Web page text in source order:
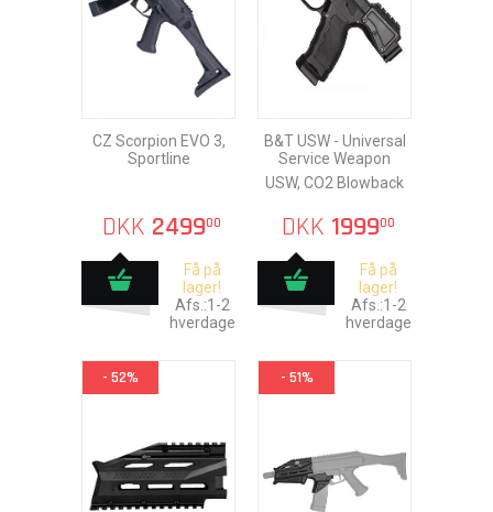
CZ Scorpion EVO 3,
Sportline
DKK 249900
Få på
lager!
Afs.:1-2
hverdage
B&T USW - Universal
Service Weapon
USW, CO2 Blowback
DKK 199900
Få på
lager!
Afs.:1-2
hverdage
- 52% - 51%